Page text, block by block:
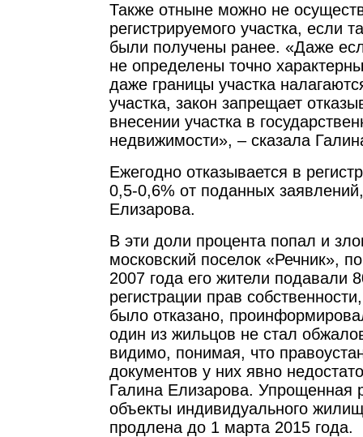
Также отныне можно не
регистрируемого участка, если
были получены ранее. «Даже
не определены точно
даже границы участка
участка, закон запрещает
внесении участка в
недвижимости», – сказала
Ежегодно отказывается в
0,5-0,6% от поданных
Елизарова.
В эти доли процента попал и
московский поселок «Речник»,
2007 года его жители подавали
регистрации прав
было отказано,
один из жильцов не стал
видимо, понимая, что
документов у них явно
Галина Елизарова. Упрощенная
объекты индивидуального
продлена до 1 марта 2015 года.